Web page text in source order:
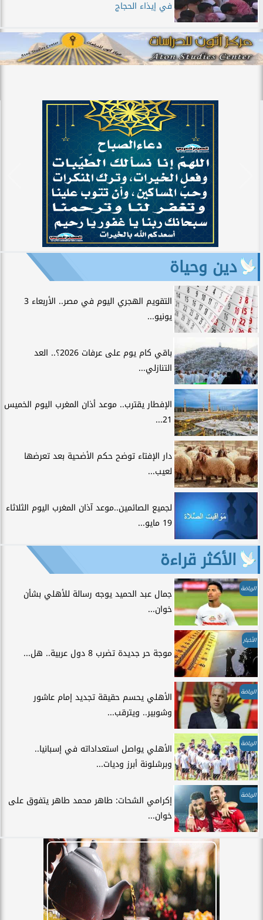
في إيذاء الحجاج
دين وحياة
التقويم الهجري اليوم في مصر.. الأربعاء 3
يونيو...
باقي كام يوم على عرفات 2026؟.. العد
التنازلي...
الإفطار يقترب.. موعد أذان المغرب اليوم الخميس
21...
دار الإفتاء توضح حكم الأضحية بعد تعرضها
لعيب...
لجميع الصائمين..موعد آذان المغرب اليوم الثلاثاء
19 مايو...
الأكثر قراءة
الرياضة
جمال عبد الحميد يوجه رسالة للأهلي بشأن
خوان...
الأخبار
موجة حر جديدة تضرب 8 دول عربية.. هل...
الرياضة
الأهلي يحسم حقيقة تجديد إمام عاشور
وشوبير.. ويترقب...
الرياضة
الأهلي يواصل استعداداته في إسبانيا..
وبرشلونة أبرز وديات...
الرياضة
إكرامي الشحات: طاهر محمد طاهر يتفوق على
خوان...